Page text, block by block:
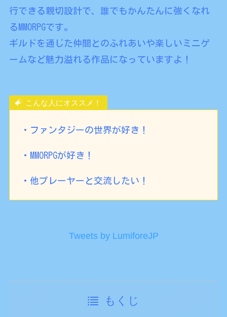
行できる親切設計で、誰でもかんたんに強くなれ
るMMORPGです。
ギルドを通じた仲間とのふれあいや楽しいミニゲ
ームなど魅力溢れる作品になっていますよ！
こんな人にオススメ！
・ファンタジーの世界が好き！
・MMORPGが好き！
・他プレーヤーと交流したい！
Tweets by LumiforeJP
もくじ